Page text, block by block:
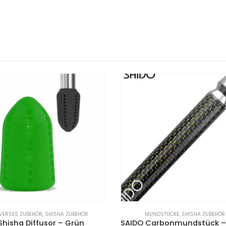
MUNDSTÜCKE,SHISHA ZUBEHÖR DIVERSES ZUBEHÖR,SHISHA